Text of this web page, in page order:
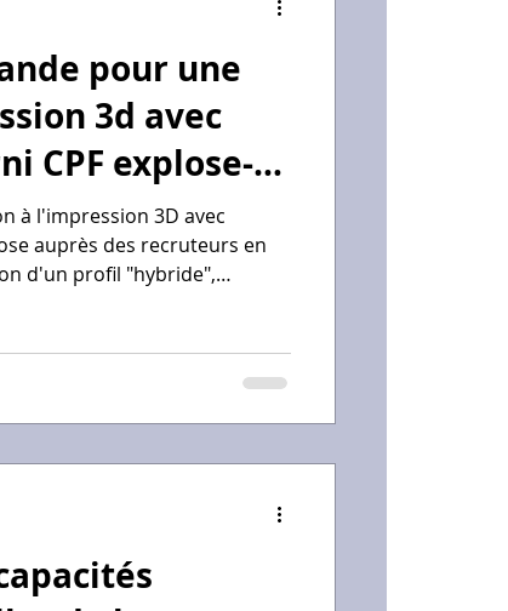
pour une
3d avec
CPF explose-t-
?
à l'impression 3D avec
auprès des recruteurs en
d'un profil "hybride",
pas seulement la théorie,
concrète sur des
(vitesse de 500 mm/s).